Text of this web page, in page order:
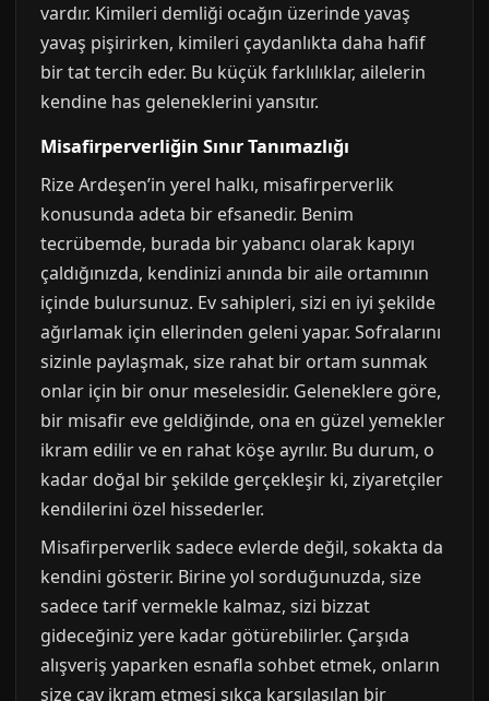
vardır. Kimileri demliği ocağın üzerinde yavaş
yavaş pişirirken, kimileri çaydanlıkta daha hafif
bir tat tercih eder. Bu küçük farklılıklar, ailelerin
kendine has geleneklerini yansıtır.
Misafirperverliğin Sınır Tanımazlığı
Rize Ardeşen’in yerel halkı, misafirperverlik
konusunda adeta bir efsanedir. Benim
tecrübemde, burada bir yabancı olarak kapıyı
çaldığınızda, kendinizi anında bir aile ortamının
içinde bulursunuz. Ev sahipleri, sizi en iyi şekilde
ağırlamak için ellerinden geleni yapar. Sofralarını
sizinle paylaşmak, size rahat bir ortam sunmak
onlar için bir onur meselesidir. Geleneklere göre,
bir misafir eve geldiğinde, ona en güzel yemekler
ikram edilir ve en rahat köşe ayrılır. Bu durum, o
kadar doğal bir şekilde gerçekleşir ki, ziyaretçiler
kendilerini özel hissederler.
Misafirperverlik sadece evlerde değil, sokakta da
kendini gösterir. Birine yol sorduğunuzda, size
sadece tarif vermekle kalmaz, sizi bizzat
gideceğiniz yere kadar götürebilirler. Çarşıda
alışveriş yaparken esnafla sohbet etmek, onların
size çay ikram etmesi sıkça karşılaşılan bir